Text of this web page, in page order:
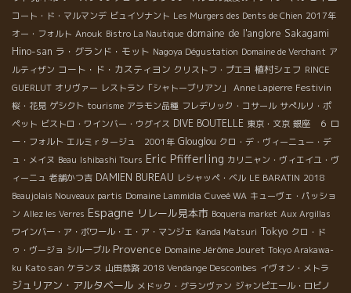
コート・ド・マルマンデ ビュイソナント Les Murgers des Dents de Chien 2017年
オー・フォルト Anouk Bistro La Nautique domaine de l'anglore Sakagami
Hino-san ラ・グランド・モット Nagoya Dégustation Domaine de Verchant ア
ルティザン コート・ド・カスティヨン クリストフ・プエヨ 植村シェフ RINCE
GUERLUT オリヴァー レストラン「シャトーブリアン」 Anne Lapierre Festivin
桜・花見 ゲシクト tourisme アラモン品種 フレデリック・コサール サぺルリ・ポ
ペット ビストロ・ワインバー・ウグイス DIVE BOUTELLE 東京・文京 銀座 ６ ロ
ー・フォルト エルミｒタージュ 2001年 Glouglou クロ・デ・ヴィーニュー・デ
ュ・メイヌ Beau Ishibashi Tours Eric Pfifferling カリニャン・ヴィエイユ・ヴ
ィーニュ 老舗かつ吉 DAMIEN BUREAU レシャッペ・ベル LE BARATIN 2018
Beaujolais Nouveaux partis Domaine Lammidia Cuveé WA キューヴェ・パッショ
ン Allez les Verres Espagne リレール見本市 Boqueria market Aux Argillas
ワインバー・ア・ボワール・エ・ア・マンジェ Kanda Matsuri Tokyo クロ・ド
ゥ・ヴージョ シルーブル Provence Domaine Jérôme Jouret Tokyo Arakawa-
ku Kato san ケランヌ 山田恭路 2018 Vendange Descombes イヴォン・メトラ
ジュリアン・アルタベール メドック・グランヴァン ジャンピエール・ロビノ